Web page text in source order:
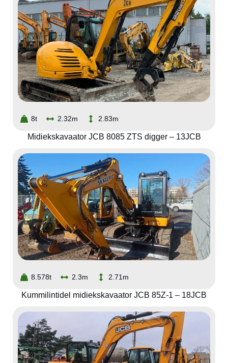
8t 2.32m 2.83m
Midiekskavaator JCB 8085 ZTS digger – 13JCB
8.578t 2.3m 2.71m
Kummilintidel midiekskavaator JCB 85Z-1 – 18JCB